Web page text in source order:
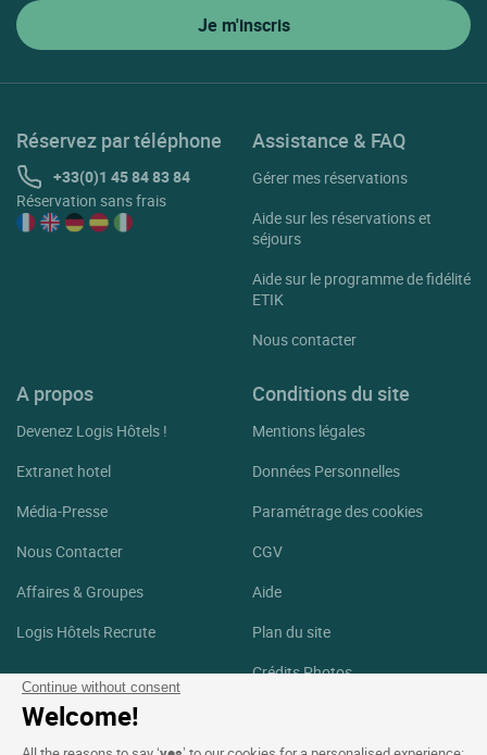
Continue without consent
Welcome!
Réservez par téléphone
+33(0)1 45 84 83 84
Réservation sans frais
Assistance & FAQ
Gérer mes réservations
Aide sur les réservations et
séjours
Aide sur le programme de fidélité
ETIK
Nous contacter
A propos
Devenez Logis Hôtels !
Extranet hotel
Média-Presse
Nous Contacter
Affaires & Groupes
Logis Hôtels Recrute
Conditions du site
Mentions légales
Données Personnelles
Paramétrage des cookies
CGV
Aide
Plan du site
Crédits Photos
Suivez-nous